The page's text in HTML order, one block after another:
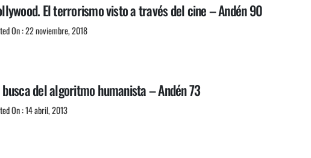
El terrorismo visto a través del cine – Andén 90
On : 22 noviembre, 2018
busca del algoritmo humanista – Andén 73
On : 14 abril, 2013